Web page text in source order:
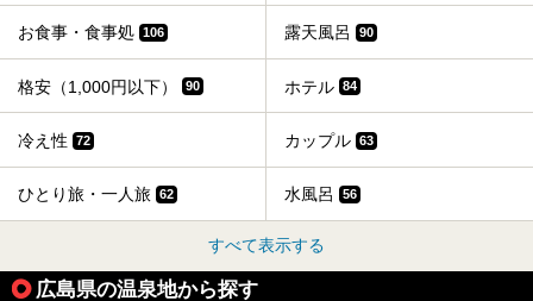
お食事・食事処 106 露天風呂 90
格安（1,000円以下） 90 ホテル 84
冷え性 72 カップル 63
ひとり旅・一人旅 62 水風呂 56
すべて表示する
広島県の温泉地から探す